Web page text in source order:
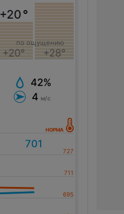
+20°
+20° +28°
по ощущению
42%
4 м/с